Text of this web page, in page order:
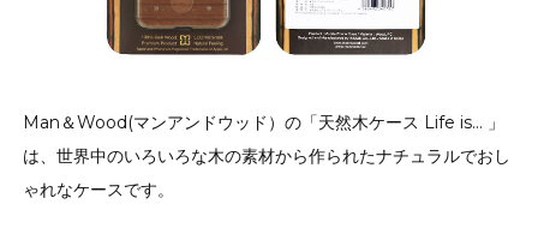
Man＆Wood(マンアンドウッド）の「天然木ケース Life is… 」
は、世界中のいろいろな木の素材から作られたナチュラルでおし
ゃれなケースです。